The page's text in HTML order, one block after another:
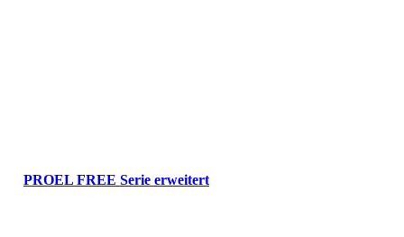
PROEL FREE Serie erweitert